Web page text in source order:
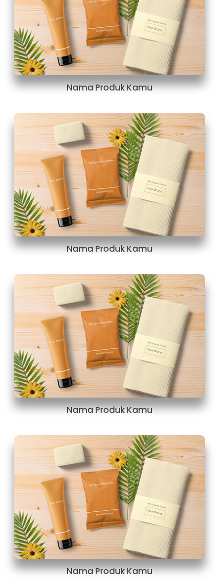
Nama Produk Kamu
Nama Produk Kamu
Nama Produk Kamu
Nama Produk Kamu